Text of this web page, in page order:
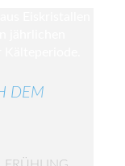
DEM